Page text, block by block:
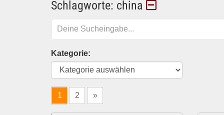
Schlagworte: china
Kategorie:
1 2 »